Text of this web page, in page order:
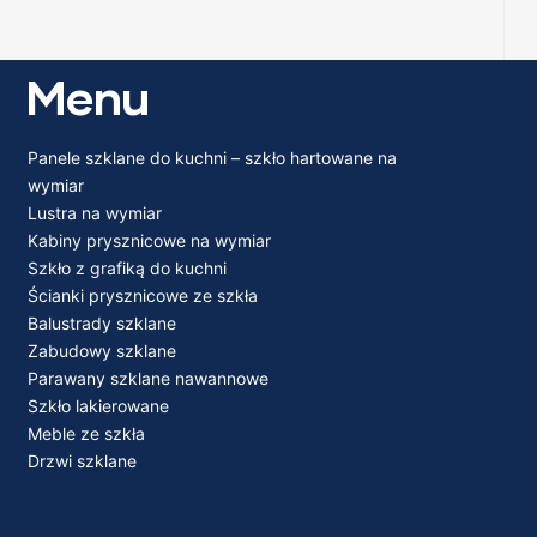
Menu
Panele szklane do kuchni – szkło hartowane na
wymiar
Lustra na wymiar
Kabiny prysznicowe na wymiar
Szkło z grafiką do kuchni
Ścianki prysznicowe ze szkła
Balustrady szklane
Zabudowy szklane
Parawany szklane nawannowe
Szkło lakierowane
Meble ze szkła
Drzwi szklane